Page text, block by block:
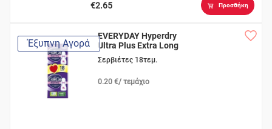
€2.65 Προσθήκη
Έξυπνη Αγορά
EVERYDAY Hyperdry
Ultra Plus Extra Long
Σερβιέτες 18τεμ.
0.20 €/ τεμάχιο